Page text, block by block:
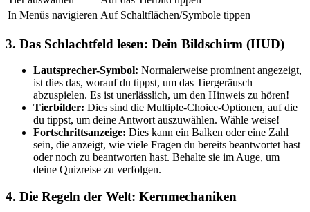
In Menüs navigieren Auf Schaltflächen/Symbole tippen
3. Das Schlachtfeld lesen: Dein Bildschirm (HUD)
Lautsprecher-Symbol: Normalerweise prominent angezeigt,
ist dies das, worauf du tippst, um das Tiergeräusch
abzuspielen. Es ist unerlässlich, um den Hinweis zu hören!
Tierbilder: Dies sind die Multiple-Choice-Optionen, auf die
du tippst, um deine Antwort auszuwählen. Wähle weise!
Fortschrittsanzeige: Dies kann ein Balken oder eine Zahl
sein, die anzeigt, wie viele Fragen du bereits beantwortet hast
oder noch zu beantworten hast. Behalte sie im Auge, um
deine Quizreise zu verfolgen.
4. Die Regeln der Welt: Kernmechaniken